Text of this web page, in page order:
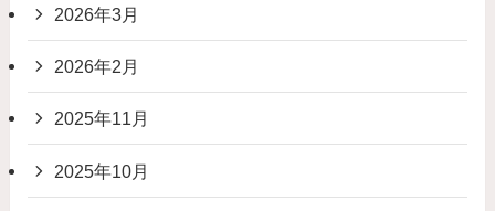
2026年3月
2026年2月
2025年11月
2025年10月